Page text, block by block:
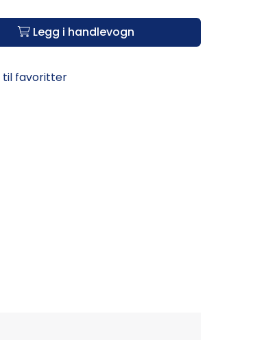
Legg i handlevogn
til favoritter